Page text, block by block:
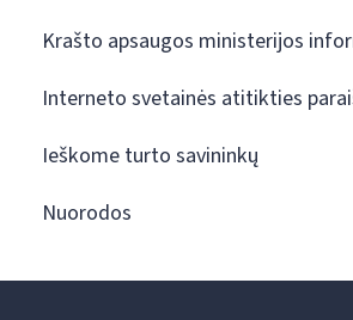
Krašto apsaugos ministerijos
Interneto svetainės atitikties
Ieškome turto savininkų
Nuorodos